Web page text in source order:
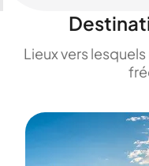
Lieux vers